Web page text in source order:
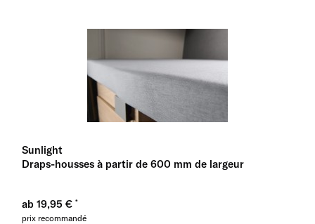
Sunlight
Draps-housses à partir de 600 mm de largeur
ab 19,95 €
prix recommandé